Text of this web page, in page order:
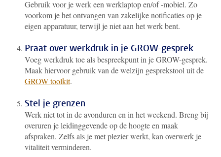
Gebruik voor je werk een werklaptop en/of -mobiel. Zo
voorkom je het ontvangen van zakelijke notificaties op je
eigen apparatuur, terwijl je niet aan het werk bent.
Praat over werkdruk in je GROW-gesprek
Voeg werkdruk toe als bespreekpunt in je GROW-gesprek.
Maak hiervoor gebruik van de welzijn gesprekstool uit de
GROW toolkit.
Stel je grenzen
Werk niet tot in de avonduren en in het weekend. Breng bij
overuren je leidinggevende op de hoogte en maak
afspraken. Zelfs als je met plezier werkt, kan overwerk je
vitaliteit verminderen.